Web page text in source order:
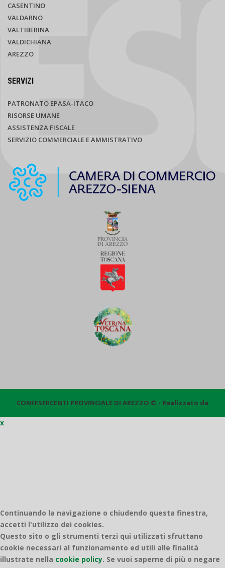
CASENTINO
VALDARNO
VALTIBERINA
VALDICHIANA
AREZZO
SERVIZI
PATRONATO EPASA-ITACO
RISORSE UMANE
ASSISTENZA FISCALE
SERVIZIO COMMERCIALE E AMMISTRATIVO
CONFESERCENTI PROVINCIALE DI AREZZO © - Realizzato da
x
Continuando la navigazione o chiudendo questa finestra,
accetti l'utilizzo dei cookies.
Questo sito o gli strumenti terzi qui utilizzati sfruttano
cookie necessari al funzionamento ed utili alle finalità
illustrate nella cookie policy. Se vuoi saperne di più o negare